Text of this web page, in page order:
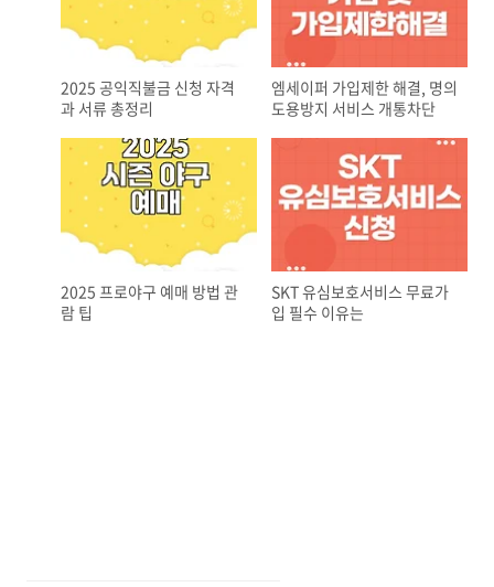
2025 공익직불금 신청 자격
과 서류 총정리
엠세이퍼 가입제한 해결, 명의
도용방지 서비스 개통차단
2025 프로야구 예매 방법 관
람 팁
SKT 유심보호서비스 무료가
입 필수 이유는